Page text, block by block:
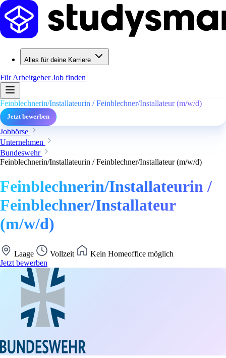
Alles für deine Karriere
Für ArbeitgeberJob finden
Feinblechnerin/Installateurin / Feinblechner/Installateur (m/w/d)
Jetzt bewerben
Jobbörse
Unternehmen
Bundeswehr
Feinblechnerin/Installateurin / Feinblechner/Installateur (m/w/d)
Feinblechnerin/Installateurin /
Feinblechner/Installateur
(m/w/d)
Laage Vollzeit
Kein Homeoffice möglich
Jetzt bewerben